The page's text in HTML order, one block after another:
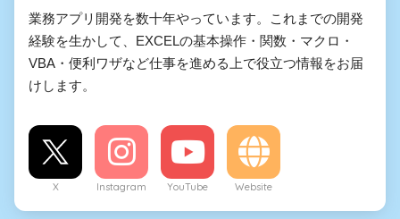
業務アプリ開発を数十年やっています。これまでの開発
経験を生かして、EXCELの基本操作・関数・マクロ・
VBA・便利ワザなど仕事を進める上で役立つ情報をお届
けします。
X Instagram YouTube Website